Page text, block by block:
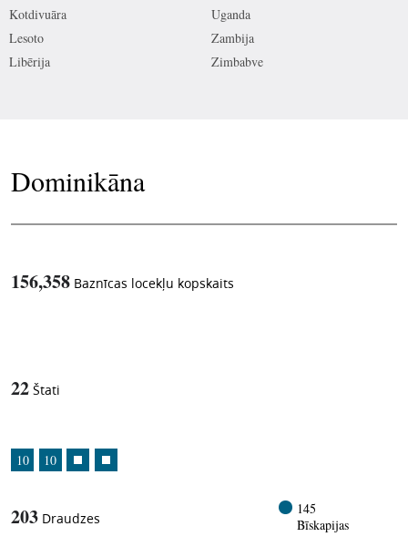
Kotdivuāra
Lesoto
Libērija
Uganda
Zambija
Zimbabve
Dominikāna
156,358 Baznīcas locekļu kopskaits
22 Štati
10 10
203 Draudzes
145
Bīskapijas